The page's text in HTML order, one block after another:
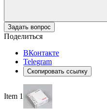
Задать вопрос
Поделиться
ВКонтакте
Telegram
Скопировать ссылку
Item 1 of 4